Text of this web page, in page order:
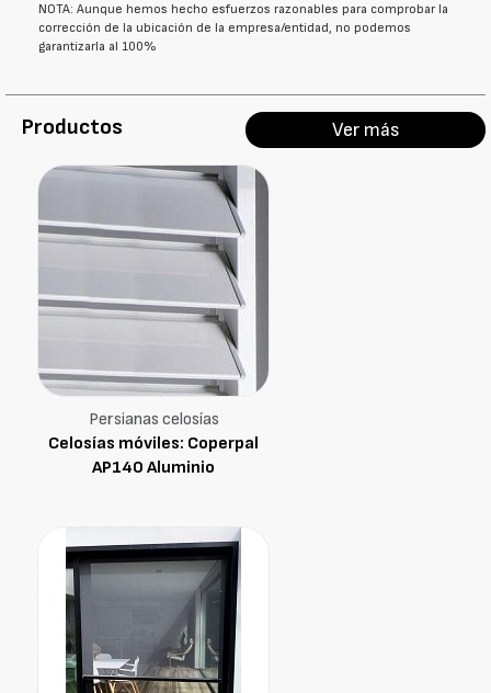
NOTA: Aunque hemos hecho esfuerzos razonables para comprobar la
corrección de la ubicación de la empresa/entidad, no podemos
garantizarla al 100%
Productos Ver más
Persianas celosías
Celosías móviles: Coperpal
AP140 Aluminio